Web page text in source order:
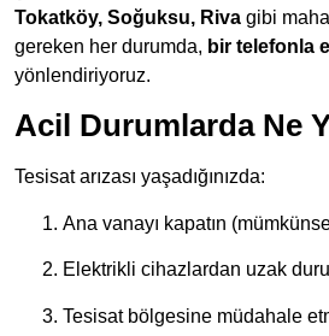
Tokatköy, Soğuksu, Riva gibi
gereken her durumda, bir telefonla
yönlendiriyoruz.
Acil Durumlarda Ne
Tesisat arızası yaşadığınızda:
Ana vanayı kapatın
Elektrikli cihazlardan uzak
Tesisat bölgesine müdahale